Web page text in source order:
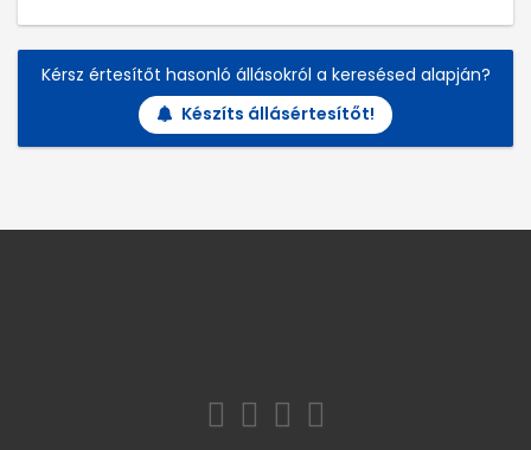
Kérsz értesítőt hasonló állásokról a keresésed alapján?
Készíts állásértesítőt!